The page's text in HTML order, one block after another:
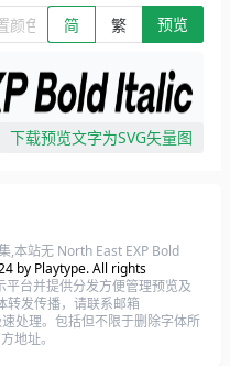
颜色、大小、简繁。回车查看效
简 繁 预览
下载预览文字为SVG矢量图
,本站无 North East EXP Bold
by Playtype. All rights
台并提供分发方便管理预览及
转发传播，请联系邮箱
处理。包括但不限于删除字体所
地址。